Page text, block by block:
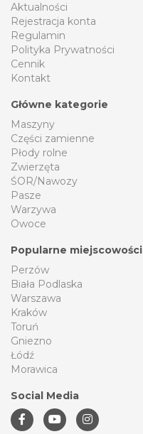
Aktualności
Rejestracja konta
Regulamin
Polityka Prywatności
Cennik
Kontakt
Główne kategorie
Maszyny
Części zamienne
Płody rolne
Zwierzęta
ŚOR/Nawozy
Pasze
Warzywa
Owoce
Popularne miejscowości
Perzów
Biała Podlaska
Warszawa
Kraków
Toruń
Gniezno
Łódź
Morawica
Social Media